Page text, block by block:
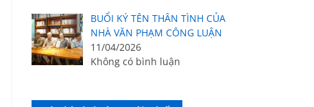
BUỔI KÝ TÊN THÂN TÌNH CỦA
NHÀ VĂN PHẠM CÔNG LUẬN
11/04/2026
Không có bình luận